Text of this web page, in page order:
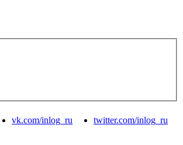
vk.com/inlog_ru twitter.com/inlog_ru